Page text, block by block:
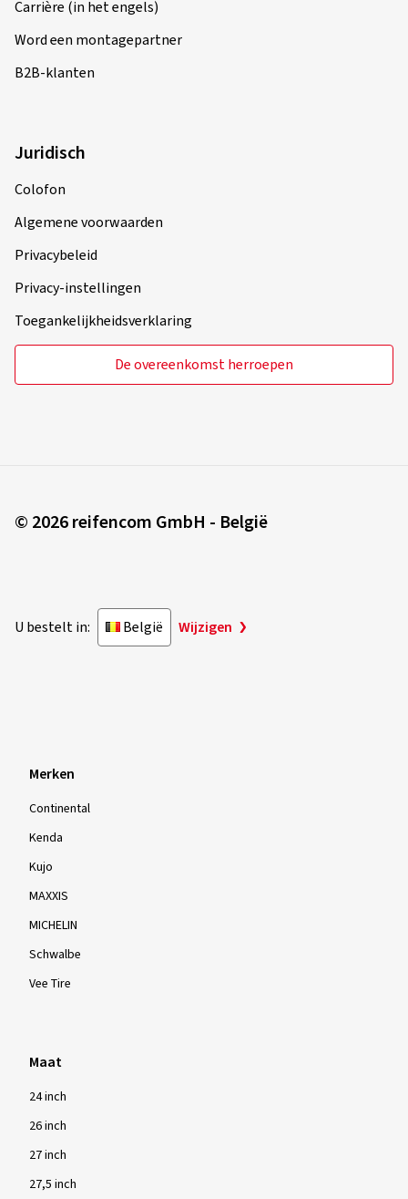
Carrière (in het engels)
Word een montagepartner
B2B-klanten
Juridisch
Colofon
Algemene voorwaarden
Privacybeleid
Privacy-instellingen
Toegankelijkheidsverklaring
De overeenkomst herroepen
© 2026 reifencom GmbH - België
U bestelt in: België Wijzigen
Merken
Continental
Kenda
Kujo
MAXXIS
MICHELIN
Schwalbe
Vee Tire
Maat
24 inch
26 inch
27 inch
27,5 inch